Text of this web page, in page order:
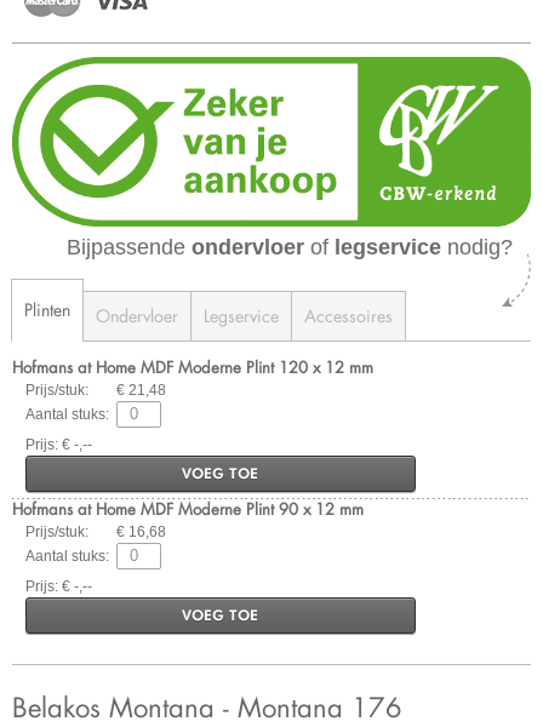
Bijpassende ondervloer of legservice nodig?
Plinten Ondervloer Legservice Accessoires
Hofmans at Home MDF Moderne Plint 120 x 12 mm
Prijs/stuk:
€ 21,48
Aantal stuks:
Prijs: € -,--
VOEG TOE
Hofmans at Home MDF Moderne Plint 90 x 12 mm
Prijs/stuk:
€ 16,68
Aantal stuks:
Prijs: € -,--
VOEG TOE
Belakos Montana - Montana 176